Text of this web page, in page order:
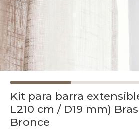
Kit para barra
L210 cm / D19 mm)
Bronce